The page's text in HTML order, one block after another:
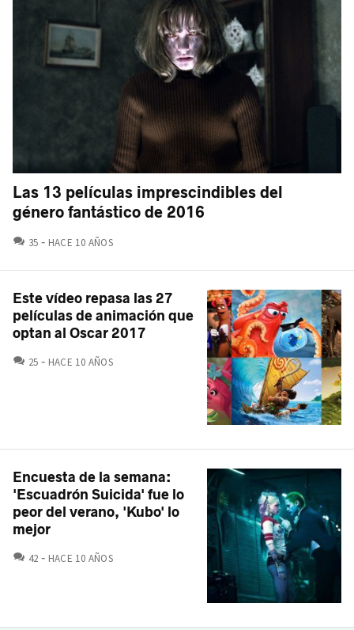
Las 13 películas imprescindibles del
género fantástico de 2016
35 COMENTARIOS
HACE 10 AÑOS
Este vídeo repasa las 27
películas de animación que
optan al Oscar 2017
25 COMENTARIOS
HACE 10 AÑOS
Encuesta de la semana:
'Escuadrón Suicida' fue lo
peor del verano, 'Kubo' lo
mejor
42 COMENTARIOS
HACE 10 AÑOS